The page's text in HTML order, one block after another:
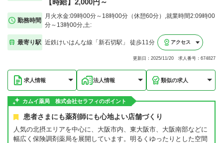
【時給】2,000円～
勤務時間
月火水金:09時00分～18時00分（休憩60分）,就業時間2:09時00
分～13時00分,土:
最寄り駅 近鉄けいはんな線「新石切駅」 徒歩11分 アクセス
更新日：2025/11/20 求人番号：674827
求人情報 法人情報 類似の求人
カムイ薬局 株式会社セラフィのポイント
患者さまにも薬剤師にも心地よい店舗づくり
人気の北摂エリアを中心に、大阪市内、東大阪市、大阪南部などに
幅広く保険調剤薬局を展開しています。明るくゆったりとした空間